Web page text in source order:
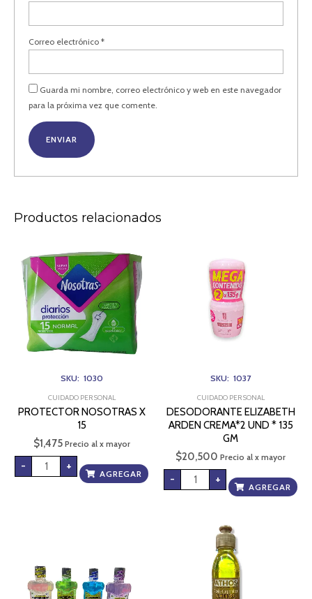
Correo electrónico*
Guarda mi nombre, correo electrónico y web en este navegador
para la próxima vez que comente.
Productos relacionados
SKU: 1030
CUIDADO PERSONAL
PROTECTOR NOSOTRAS X
15
$1,475 Precio al x mayor
-
X
15
cantidad
+
AGREGAR
SKU: 1037
CUIDADO PERSONAL
DESODORANTE ELIZABETH
ARDEN CREMA*2 UND * 135
GM
$20,500 Precio al x mayor
-
CREMA*2
cantidad
+
AGREGAR
cantidad
ALMENDRAS
cantidad